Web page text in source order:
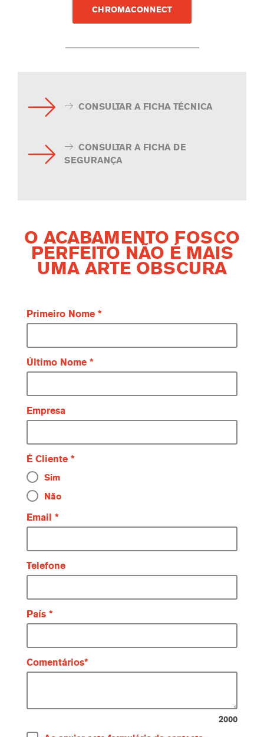
CHROMACONNECT
CONSULTAR A FICHA TÉCNICA
CONSULTAR A FICHA DE
SEGURANÇA
O ACABAMENTO FOSCO
PERFEITO NÃO É MAIS
UMA ARTE OBSCURA
Primeiro Nome
Último Nome
Empresa
É Cliente
Sim
Não
Email
Telefone
País
Comentários
2000